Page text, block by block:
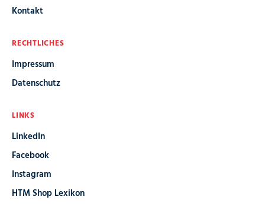
Kontakt
RECHTLICHES
Impressum
Datenschutz
LINKS
LinkedIn
Facebook
Instagram
HTM Shop Lexikon